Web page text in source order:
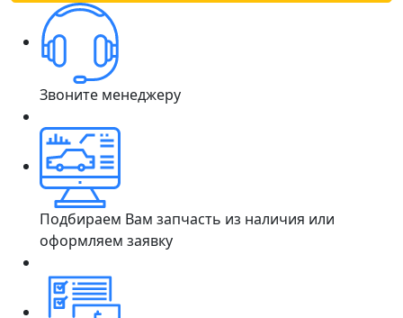
Звоните менеджеру
Подбираем Вам запчасть из наличия или
оформляем заявку